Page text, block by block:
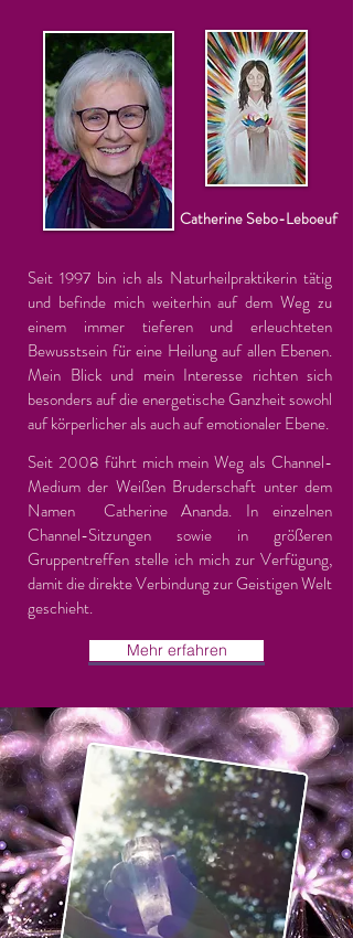
Catherine Sebo-Leboeuf
Seit 1997 bin ich als Naturheilpraktikerin tätig
und befinde mich weiterhin auf dem Weg zu
einem immer tieferen und erleuchteten
Bewusstsein für eine Heilung auf allen Ebenen.
Mein Blick und mein Interesse richten sich
besonders auf die energetische Ganzheit sowohl
auf körperlicher als auch auf emotionaler Ebene.
Seit 2008 führt mich mein Weg als Channel-
Medium der Weißen Bruderschaft unter dem
Namen Catherine Ananda. In einzelnen
Channel-Sitzungen sowie in größeren
Gruppentreffen stelle ich mich zur Verfügung,
damit die direkte Verbindung zur Geistigen Welt
geschieht.
Mehr erfahren